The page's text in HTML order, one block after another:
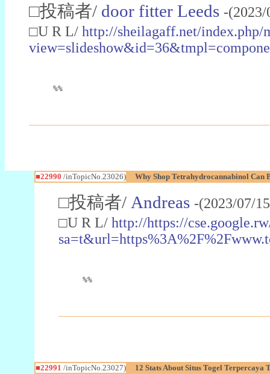
□投稿者/ door fitter Leeds -
□U R L/ http://sheilagaff.net/index.php/
%%
■22990 /inTopicNo.23026) Why Shop Tetrahydrocannabinol Can
□投稿者/ Andreas -(2023/07/
□U R L/ http://https://
%%
■22991 /inTopicNo.23027) 12 Stats About Situs Togel Terpercaya